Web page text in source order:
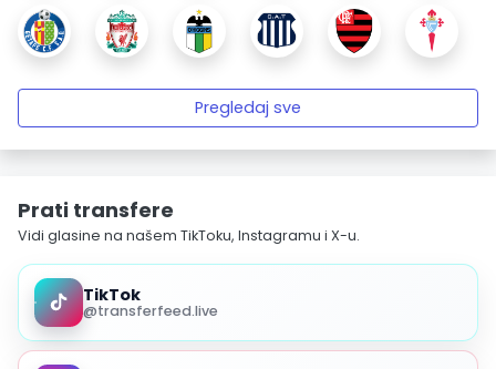
Pregledaj sve
Prati transfere
Vidi glasine na našem TikToku, Instagramu i X-u.
TikTok
@transferfeed.live